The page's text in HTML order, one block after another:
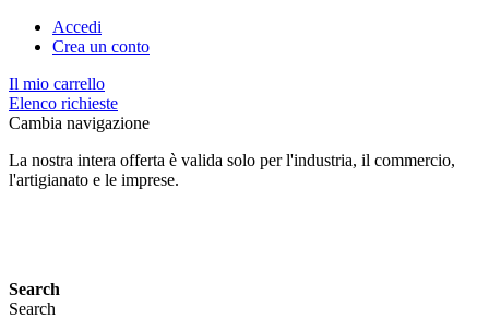
Accedi
Crea un conto
Il mio carrello
Elenco richieste
Cambia navigazione
La nostra intera offerta è valida solo per l'industria, il commercio,
l'artigianato e le imprese.
Search
Search